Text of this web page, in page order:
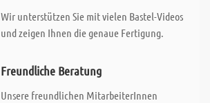
Wir unterstützen Sie mit vielen Bastel-Videos
und zeigen Ihnen die genaue Fertigung.
Freundliche Beratung
Unsere freundlichen MitarbeiterInnen